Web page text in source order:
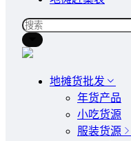
地摊货批发
年货产品
小吃货源
服装货源